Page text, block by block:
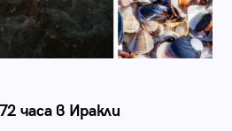
часа в Иракли